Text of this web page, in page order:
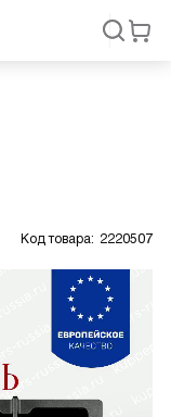
Код товара: 2220507